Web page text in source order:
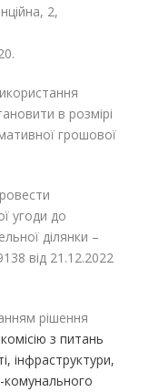
2,
в розмірі
грошової
угоди до
ділянки –
від 21.12.2022
рішення
комісію з питань
інфраструктури,